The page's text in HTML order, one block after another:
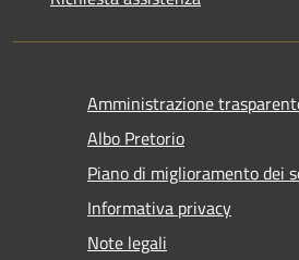
Amministrazione
Albo Pretorio
Piano di miglioramento dei
Informativa privacy
Note legali